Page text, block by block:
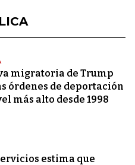
migratoria de Trump
órdenes de deportación
más alto desde 1998
estima que